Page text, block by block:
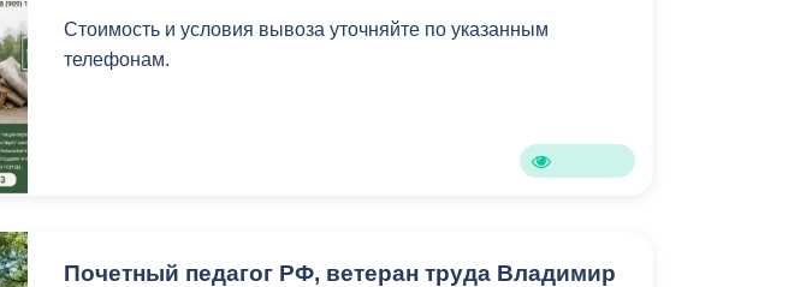
Стоимость и условия вывоза уточняйте по указанным
телефонам.
Почетный педагог РФ, ветеран труда Владимир